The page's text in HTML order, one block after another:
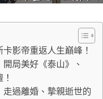
影帝重返人生巔峰！
局美好《泰山》、
過離婚、摯親逝世的